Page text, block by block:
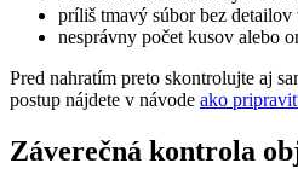
príliš tmavý súbor bez detailov
nesprávny počet kusov alebo
Pred nahratím preto skontrolujte aj
postup nájdete v návode ako
Záverečná kontrola